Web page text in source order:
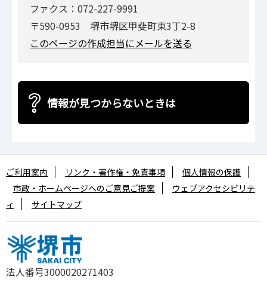
ファクス：072-227-9991
〒590-0953 堺市堺区甲斐町東3丁2-8
このページの作成担当にメールを送る
情報が見つからないときは
法人番号3000020271403
ご利用案内 リンク・著作権・免責事項
個人情報の保護
市政・ホームページへのご意見ご提案
ウェブアクセシビリテ
ィ
サイトマップ